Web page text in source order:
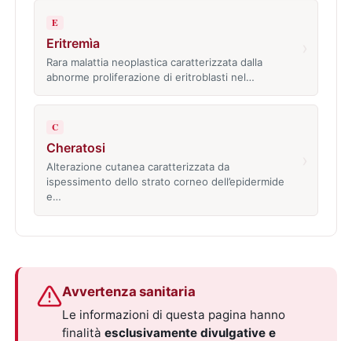
E
Eritremìa
Rara malattia neoplastica caratterizzata dalla
abnorme proliferazione di eritroblasti nel…
C
Cheratosi
Alterazione cutanea caratterizzata da
ispessimento dello strato corneo dell’epidermide
e…
Avvertenza sanitaria
Le informazioni di questa pagina hanno
finalitàesclusivamente divulgative e